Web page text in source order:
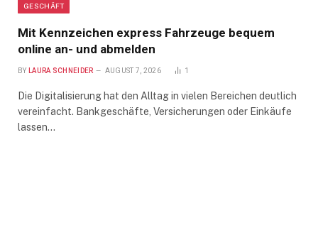
GESCHÄFT
Mit Kennzeichen express Fahrzeuge bequem
online an- und abmelden
BY LAURA SCHNEIDER AUGUST 7, 2026 1
Die Digitalisierung hat den Alltag in vielen Bereichen deutlich
vereinfacht. Bankgeschäfte, Versicherungen oder Einkäufe
lassen…